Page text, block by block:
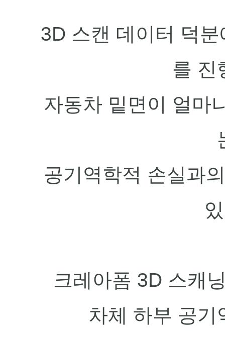
3D 스캔 데이터 덕
를 진
자동차 밑면이 얼마
공기역학적 손실과
크레아폼 3D 스캐
차체 하부 공기